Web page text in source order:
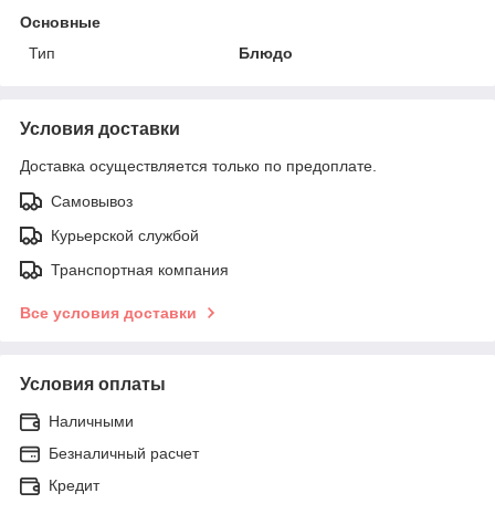
Основные
Тип
Блюдо
Условия доставки
Доставка осуществляется только по предоплате.
Самовывоз
Курьерской службой
Транспортная компания
Все условия доставки
Условия оплаты
Наличными
Безналичный расчет
Кредит